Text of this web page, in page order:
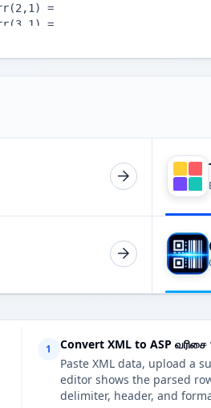
1
Convert XML to ASP
Paste XML data, upload a
editor shows the parsed
delimiter, header, and